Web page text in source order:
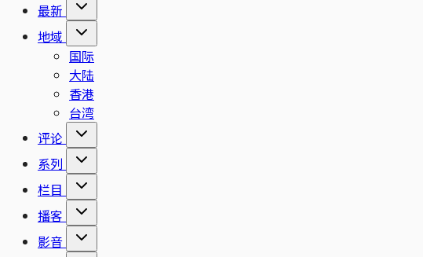
最新
地域
国际
大陆
香港
台湾
评论
系列
栏目
播客
影音